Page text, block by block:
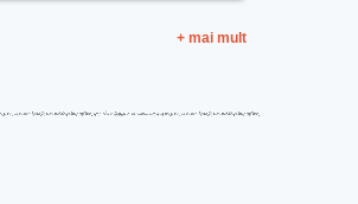
+ mai mult